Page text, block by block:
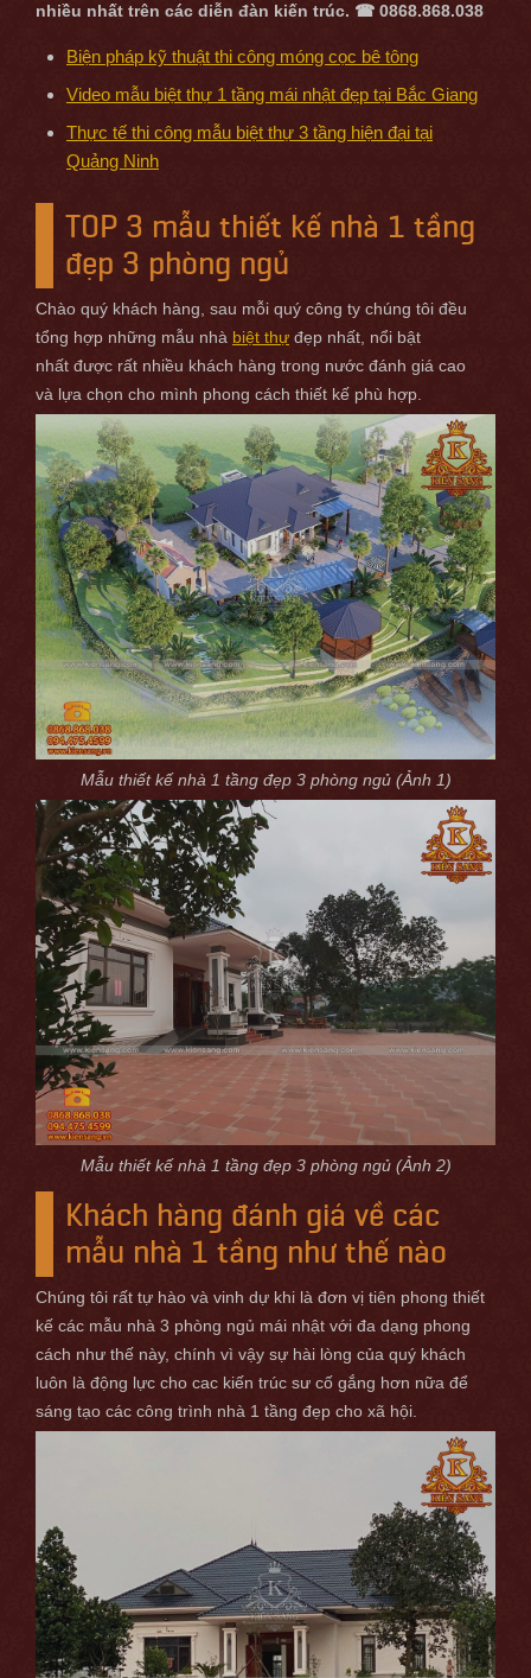
nhiều nhất trên các diễn đàn kiến trúc. ☎ 0868.868.038
Biện pháp kỹ thuật thi công móng cọc bê tông
Video mẫu biệt thự 1 tầng mái nhật đẹp tại Bắc Giang
Thực tế thi công mẫu biệt thự 3 tầng hiện đại tại
Quảng Ninh
TOP 3 mẫu thiết kế nhà 1 tầng
đẹp 3 phòng ngủ
Chào quý khách hàng, sau mỗi quý công ty chúng tôi đều
tổng hợp những mẫu nhà biệt thự đẹp nhất, nổi bật
nhất được rất nhiều khách hàng trong nước đánh giá cao
và lựa chọn cho mình phong cách thiết kế phù hợp.
Mẫu thiết kế nhà 1 tầng đẹp 3 phòng ngủ (Ảnh 1)
Mẫu thiết kế nhà 1 tầng đẹp 3 phòng ngủ (Ảnh 2)
Khách hàng đánh giá về các
mẫu nhà 1 tầng như thế nào
Chúng tôi rất tự hào và vinh dự khi là đơn vị tiên phong thiết
kế các mẫu nhà 3 phòng ngủ mái nhật với đa dạng phong
cách như thế này, chính vì vậy sự hài lòng của quý khách
luôn là động lực cho cac kiến trúc sư cố gắng hơn nữa để
sáng tạo các công trình nhà 1 tầng đẹp cho xã hội.